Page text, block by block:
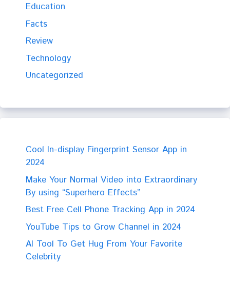
Education
Facts
Review
Technology
Uncategorized
Cool In-display Fingerprint Sensor App in
2024
Make Your Normal Video into Extraordinary
By using “Superhero Effects”
Best Free Cell Phone Tracking App in 2024
YouTube Tips to Grow Channel in 2024
AI Tool To Get Hug From Your Favorite
Celebrity